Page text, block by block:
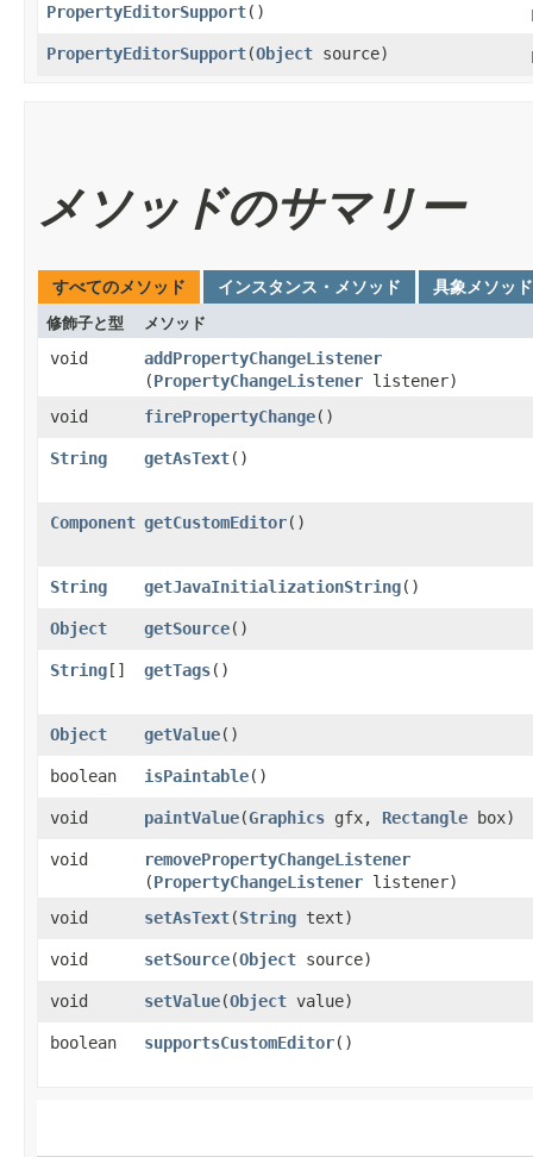
PropertyEditorSupport()
PropertyEditorSupport​(Object source)
メソッドのサマリー
すべてのメソッド インスタンス・メソッド 具象メソッド
修飾子と型 メソッド
void addPropertyChangeListener
(PropertyChangeListener listener)
void
firePropertyChange()
String getAsText()
Component getCustomEditor()
String getJavaInitializationString()
Object getSource()
String[] getTags()
Object getValue()
boolean isPaintable()
void paintValue​(Graphics gfx, Rectangle box)
void removePropertyChangeListener
(PropertyChangeListener listener)
void
setAsText​(String text)
void setSource​(Object source)
void setValue​(Object value)
boolean supportsCustomEditor()